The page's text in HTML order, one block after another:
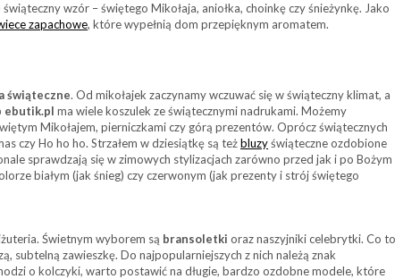
wzór – świętego Mikołaja, aniołka, choinkę czy śnieżynkę. Jako
zapachowe, które wypełnią dom przepięknym aromatem.
świąteczne. Od mikołajek zaczynamy wczuwać się w świąteczny klimat, a
ebutik.pl ma wiele koszulek ze świątecznymi nadrukami. Możemy
Mikołajem, pierniczkami czy górą prezentów. Oprócz świątecznych
czy Ho ho ho. Strzałem w dziesiątkę są teżbluzyświąteczne ozdobione
sprawdzają się w zimowych stylizacjach zarówno przed jak i po Bożym
białym (jak śnieg) czy czerwonym (jak prezenty i strój świętego
Świetnym wyborem są bransoletki oraz naszyjniki celebrytki. Co to
subtelną zawieszkę. Do najpopularniejszych z nich należą znak
o kolczyki, warto postawić na długie, bardzo ozdobne modele, które